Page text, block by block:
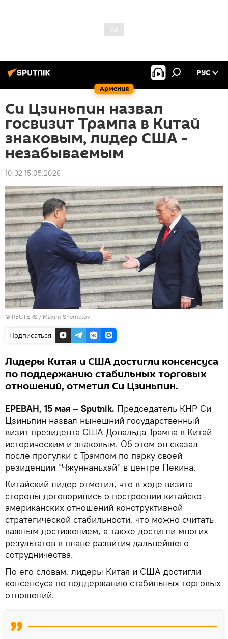
Армения
РУС
Си Цзиньпин назвал
госвизит Трампа в Китай
знаковым, лидер США -
незабываемым
10:32 15.05.2026
© REUTERS / Maxim Shemetov
Подписаться
Лидеры Китая и США достигли консенсуса
по поддержанию стабильных торговых
отношений, отметил Си Цзиньпин.
ЕРЕВАН, 15 мая – Sputnik. Председатель КНР Си
Цзиньпин назвал нынешний государственный
визит президента США Дональда Трампа в Китай
историческим и знаковым. Об этом он сказал
после прогулки с Трампом по парку своей
резиденции "Чжуннаньхай" в центре Пекина.
Китайский лидер отметил, что в ходе визита
стороны договорились о построении китайско-
американских отношений конструктивной
стратегической стабильности, что можно считать
важным достижением, а также достигли многих
результатов в плане развития дальнейшего
сотрудничества.
По его словам, лидеры Китая и США достигли
консенсуса по поддержанию стабильных торговых
отношений.